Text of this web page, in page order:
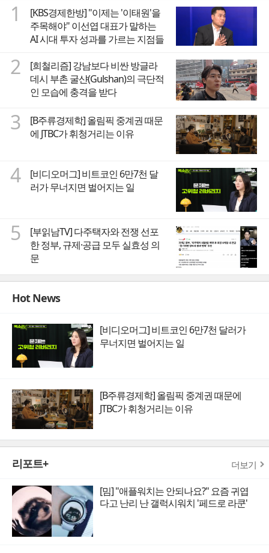
1
[KBS경제한방] "이제는 '이태원'을
주목해야" 이선엽 대표가 말하는
AI 시대 투자 성과를 가르는 지점들
2
[희철리즘] 강남보다 비싼 방글라
데시 부촌 굴샨(Gulshan)의 극단적
인 모습에 충격을 받다
3
[B주류경제학] 올림픽 중계권 때문
에 JTBC가 휘청거리는 이유
4
[비디오머그] 비트코인 6만7천 달
러가 무너지면 벌어지는 일
5
[부읽남TV] 다주택자와 전쟁 선포
한 정부, 규제·공급 모두 실효성 의
문
Hot News
[비디오머그] 비트코인 6만7천 달러가
무너지면 벌어지는 일
[B주류경제학] 올림픽 중계권 때문에
JTBC가 휘청거리는 이유
리포트+ 더보기
[밈] "애플워치는 안되나요?" 요즘 귀엽
다고 난리 난 갤럭시워치 '페드로 라쿤'